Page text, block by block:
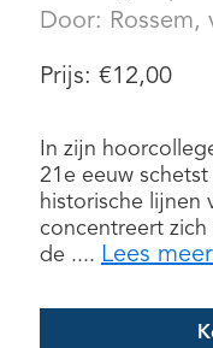
Door: Rossem,
Prijs: €12,00
In zijn
21e eeuw
historische lijnen
concentreert
de .... Lees meer